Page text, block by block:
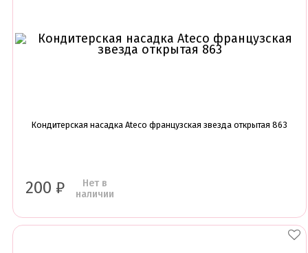
Кондитерская насадка Ateco французская звезда открытая 863
200 ₽
Нет в
наличии